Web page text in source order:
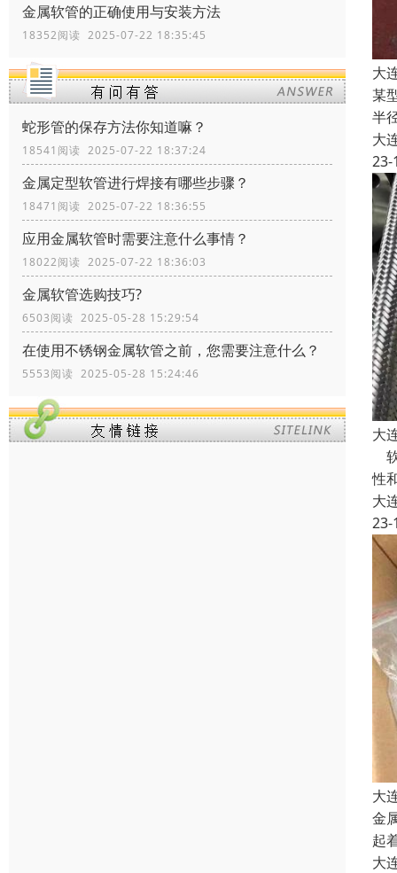
金属软管的正确使用与安装方法
18352阅读 2025-07-22 18:35:45
蛇形管的保存方法你知道嘛？
18541阅读 2025-07-22 18:37:24
金属定型软管进行焊接有哪些步骤？
18471阅读 2025-07-22 18:36:55
应用金属软管时需要注意什么事情？
18022阅读 2025-07-22 18:36:03
金属软管选购技巧?
6503阅读 2025-05-28 15:29:54
在使用不锈钢金属软管之前，您需要注意什么？
5553阅读 2025-05-28 15:24:46
大
某
半
大
23-
大
性
大
23-
大
金
起
大